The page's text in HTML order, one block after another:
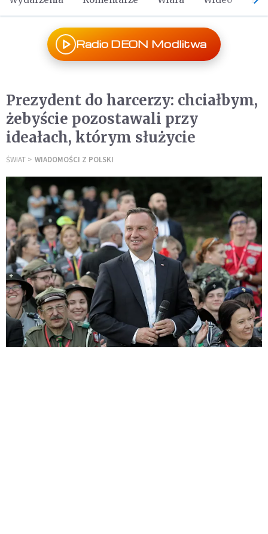
Radio DEON Modlitwa
Prezydent do harcerzy: chciałbym,
żebyście pozostawali przy
ideałach, którym służycie
ŚWIAT WIADOMOŚCI Z POLSKI